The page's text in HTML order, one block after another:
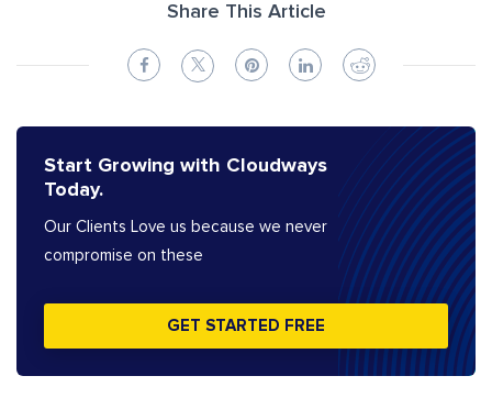
Share This Article
Start Growing with Cloudways
Today.
Our Clients Love us because we never
compromise on these
GET STARTED FREE